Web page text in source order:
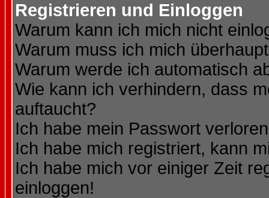
Registrieren und Einloggen
Warum kann ich mich nicht
Warum muss ich mich
Warum werde ich automatisch
Wie kann ich verhindern, dass
auftaucht?
Ich habe mein Passwort
Ich habe mich registriert, kann
Ich habe mich vor einiger Zeit
einloggen!